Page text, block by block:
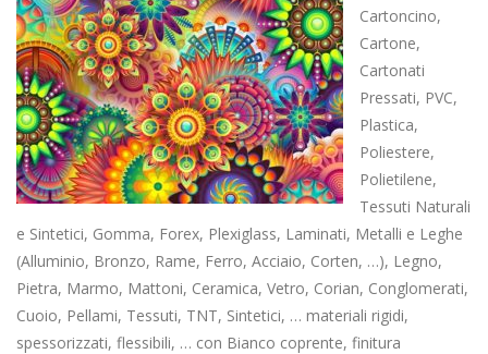
Cartoncino,
Cartone,
Cartonati
Pressati, PVC,
Plastica,
Poliestere,
Polietilene,
Tessuti Naturali
e Sintetici, Gomma, Forex, Plexiglass, Laminati, Metalli e Leghe
(Alluminio, Bronzo, Rame, Ferro, Acciaio, Corten, …), Legno,
Pietra, Marmo, Mattoni, Ceramica, Vetro, Corian, Conglomerati,
Cuoio, Pellami, Tessuti, TNT, Sintetici, … materiali rigidi,
spessorizzati, flessibili, … con Bianco coprente, finitura